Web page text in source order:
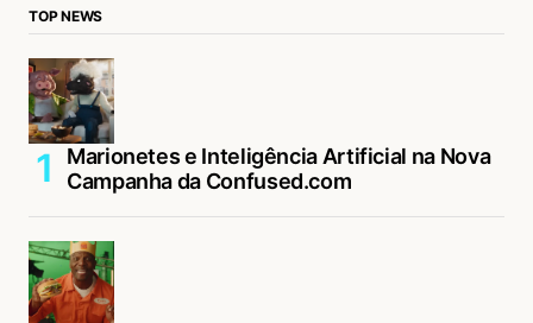
TOP NEWS
Marionetes e Inteligência Artificial na Nova
Campanha da Confused.com